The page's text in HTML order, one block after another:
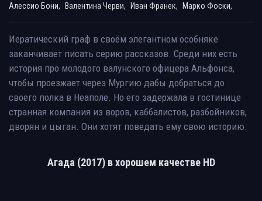
Алессио Бони,
Валентина Черви, Иван Франек, Марко Фоски,
Иератический граф в своём элегантном особняке
заканчивает писать серию рассказов. Среди них есть
история про молодого валунского офицера Альфонса,
чтобы проезжает через Мургию дабы добраться до
своего полка в Неаполе. Но его задержала в гостинице
странная компания из воров, каббалистов, разбойников,
дворян и цыган. Они хотят поведать ему свою историю.
Агада (2017) в хорошем качестве HD